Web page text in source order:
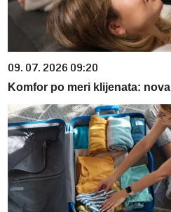
09. 07. 2026 09:20
Komfor po meri klijenata: